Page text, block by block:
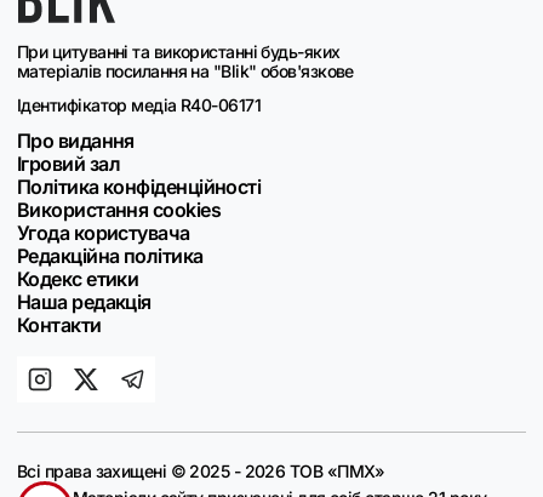
При цитуванні та використанні будь-яких
матеріалів посилання на "Blik" обов'язкове
Ідентифікатор медіа R40-06171
Про видання
Ігровий зал
Політика конфіденційності
Використання cookies
Угода користувача
Редакційна політика
Кодекс етики
Наша редакція
Контакти
Всі права захищені © 2025 - 2026 ТОВ «ПМХ»